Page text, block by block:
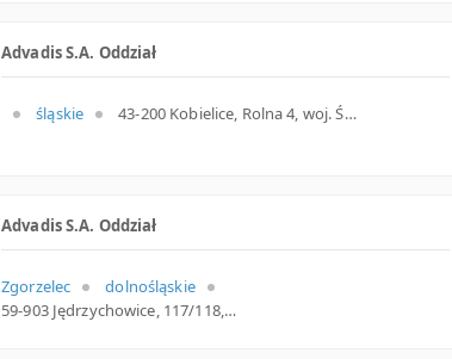
Advadis S.A. Oddział
śląskie 43-200 Kobielice, Rolna 4, woj. Śląskie, pow. Pszczyński, gm. Suszec
Advadis S.A. Oddział
Zgorzelec
dolnośląskie
59-903 Jędrzychowice, 117/118, woj. Dolnośląskie, pow. Zgorzelecki, gm. Zgorzelec